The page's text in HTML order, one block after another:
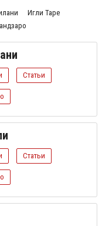
Игли Таре
Статьи
Статьи